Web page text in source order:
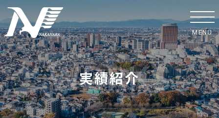
MENU
ホーム
事業紹介
実績紹介
実績紹介